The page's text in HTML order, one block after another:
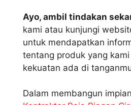
Ayo, ambil tindakan
kami atau kunjungi
untuk mendapatkan
tentang produk yang
kekuatan ada di
Dalam membangun